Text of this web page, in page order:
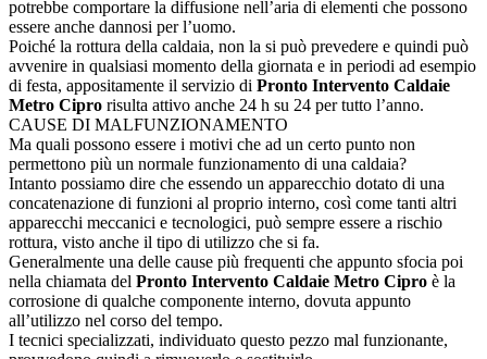
potrebbe comportare la diffusione nell’aria di elementi che possono
essere anche dannosi per l’uomo.
Poiché la rottura della caldaia, non la si può prevedere e quindi può
avvenire in qualsiasi momento della giornata e in periodi ad esempio
di festa, appositamente il servizio di Pronto Intervento Caldaie
Metro Cipro risulta attivo anche 24 h su 24 per tutto l’anno.
CAUSE DI MALFUNZIONAMENTO
Ma quali possono essere i motivi che ad un certo punto non
permettono più un normale funzionamento di una caldaia?
Intanto possiamo dire che essendo un apparecchio dotato di una
concatenazione di funzioni al proprio interno, così come tanti altri
apparecchi meccanici e tecnologici, può sempre essere a rischio
rottura, visto anche il tipo di utilizzo che si fa.
Generalmente una delle cause più frequenti che appunto sfocia poi
nella chiamata del Pronto Intervento Caldaie Metro Cipro è la
corrosione di qualche componente interno, dovuta appunto
all’utilizzo nel corso del tempo.
I tecnici specializzati, individuato questo pezzo mal funzionante,